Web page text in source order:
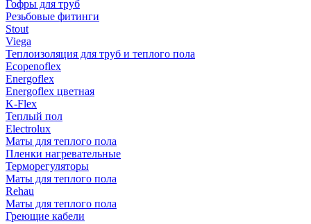
Гофры для труб
Резьбовые фитинги
Stout
Viega
Теплоизоляция для труб и теплого пола
Ecopenoflex
Energoflex
Energoflex цветная
K-Flex
Теплый пол
Electrolux
Маты для теплого пола
Пленки нагревательные
Терморегуляторы
Маты для теплого пола
Rehau
Маты для теплого пола
Греющие кабели